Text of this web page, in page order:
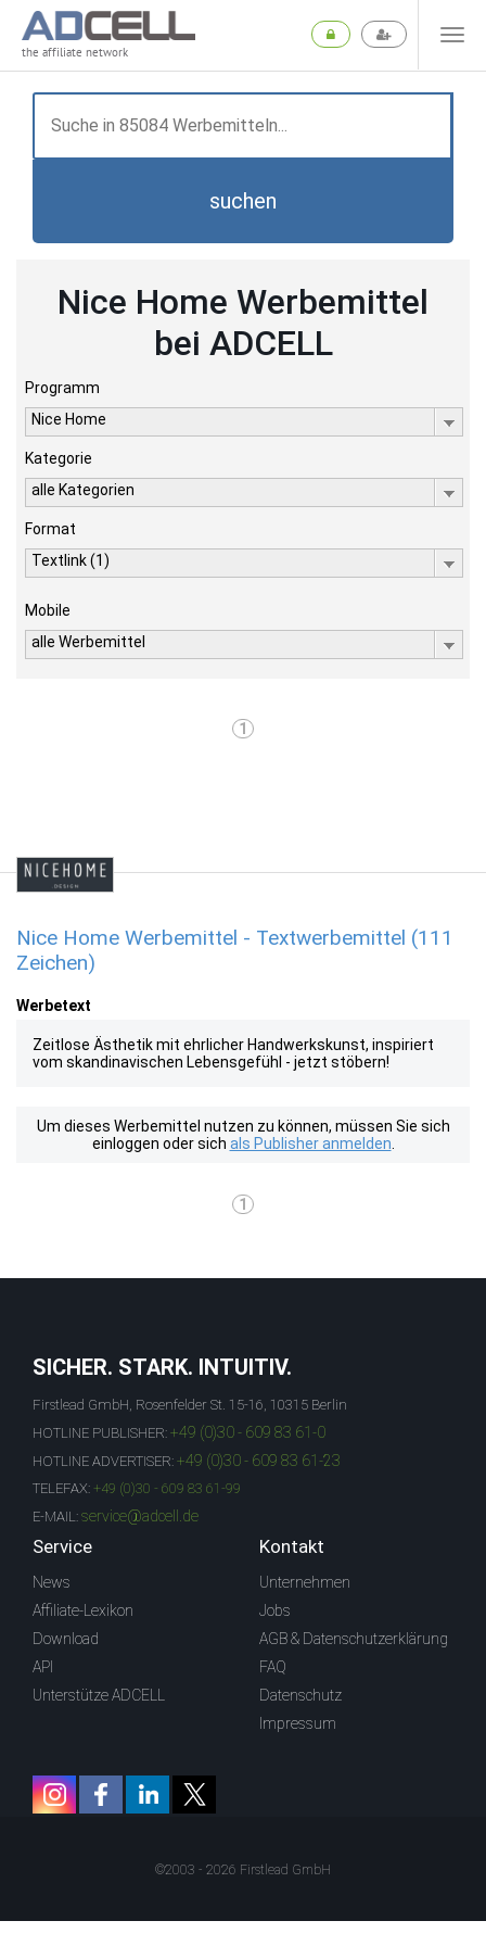
the affiliate network
suchen
Nice Home Werbemittel
bei ADCELL
Programm
Nice Home
Kategorie
alle Kategorien
Format
Textlink (1)
Mobile
alle Werbemittel
1
Nice Home Werbemittel - Textwerbemittel (111
Zeichen)
Werbetext
Zeitlose Ästhetik mit ehrlicher Handwerkskunst, inspiriert
vom skandinavischen Lebensgefühl - jetzt stöbern!
Um dieses Werbemittel nutzen zu können, müssen Sie sich
einloggen oder sich als Publisher anmelden
1
SICHER. STARK. INTUITIV.
Firstlead GmbH, Rosenfelder St. 15-16, 10315 Berlin
HOTLINE PUBLISHER: +49 (0)30 - 609 83 61-0
HOTLINE ADVERTISER: +49 (0)30 - 609 83 61-23
TELEFAX: +49 (0)30 - 609 83 61-99
E-MAIL: service@adcell.de
Service
News
Affiliate-Lexikon
Download
API
Unterstütze ADCELL
Kontakt
Unternehmen
Jobs
AGB & Datenschutzerklärung
FAQ
Datenschutz
Impressum
©2003 - 2026 Firstlead GmbH